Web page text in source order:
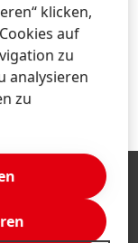
⇗
klicken,
auf
zu
analysieren
zu